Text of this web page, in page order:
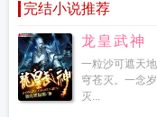
完结小说推荐
龙皇武神
一粒沙可遮天
穹苍灭。一念
灭...